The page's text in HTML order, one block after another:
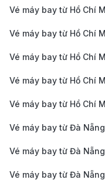
mắc và hoàn tất
nhiều hình thức
điện tử,...
Kinh nghiệm
Thời điểm lý
Jakarta có khí hậu
áp quanh năm. Thời
Vé máy bay từ Hồ Chí
Vé máy bay từ Hồ Chí
Vé máy bay từ Hồ Chí
Vé máy bay từ Hồ Chí
Vé máy bay từ Hồ Chí
Vé máy bay từ Đà
Vé máy bay từ Đà
Vé máy bay từ Đà